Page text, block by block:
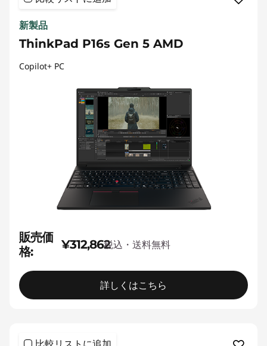
新製品
ThinkPad P16s Gen 5 AMD
Copilot+ PC
販売価
格:
¥312,862税込・送料無料
詳しくはこちら